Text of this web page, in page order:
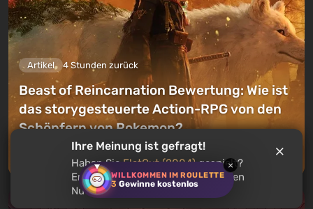
WILLKOMMEN IM ROULETTE
3 Gewinne kostenlos
×
Artikel 4 Stunden zurück
Beast of Reincarnation Bewertung: Wie ist
das storygesteuerte Action-RPG von den
Schöpfern von Pokemon?
Einen Kommentar hinterlassen
Ihre Meinung ist gefragt!
Haben SieFlatOut (2004)gespielt?
Empfehlen Sie dieses Spiel anderen
Nutzern?